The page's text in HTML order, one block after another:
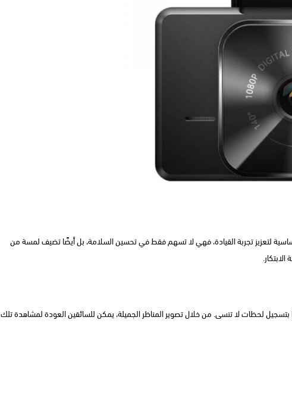
لتعزيز تجربة القيادة، فهي لا تسهم فقط في تحسين السلامة، بل أيضًا تضيف لمسة من
بتسجيل لحظات لا تنسى. من خلال تصوير المناظر الجميلة، يمكن للسائقين العودة لمشاهدة تلك